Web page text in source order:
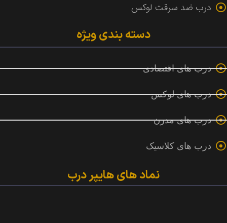
درب ضد سرقت لوکس
دسته بندی ویژه
درب های اقتصادی
درب های لوکس
درب های مدرن
درب های کلاسیک
نماد های هایپر درب